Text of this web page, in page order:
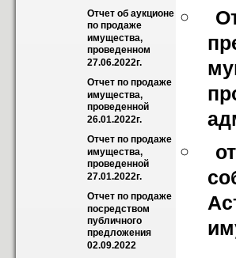
Отчет об аукционе
по продаже
имущества,
проведенном
27.06.2022г.
Отчет по продаже
имущества,
проведенной
26.01.2022г.
Отчет по продаже
имущества,
проведенной
27.01.2022г.
Отчет по продаже
посредством
публичного
предложения
02.09.2022